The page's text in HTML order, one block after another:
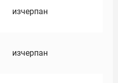
изчерпан
изчерпан